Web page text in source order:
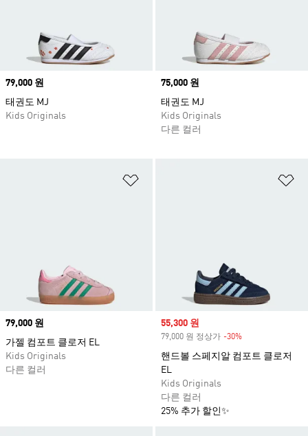
Price
79,000 원
태권도 MJ
Kids Originals
Price
75,000 원
태권도 MJ
Kids Originals
다른 컬러
Price
79,000 원
가젤 컴포트 클로저 EL
Kids Originals
다른 컬러
Sale price
55,300 원
79,000 원 정상가 -30%
핸드볼 스페지알 컴포트 클로저
EL
Kids Originals
다른 컬러
25% 추가 할인✨